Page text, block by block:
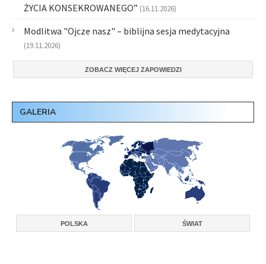
ŻYCIA KONSEKROWANEGO” (16.11.2026)
Modlitwa "Ojcze nasz" – biblijna sesja medytacyjna
(19.11.2026)
ZOBACZ WIĘCEJ ZAPOWIEDZI
GALERIA
POLSKA ŚWIAT